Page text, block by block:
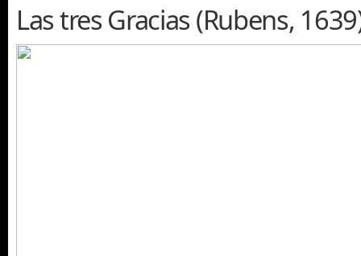
Las tres Gracias (Rubens,